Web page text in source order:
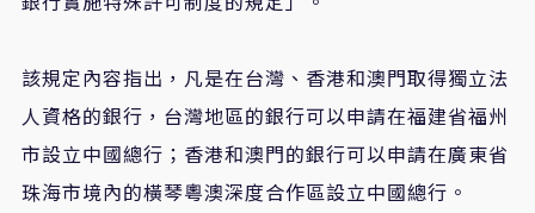
該規定內容指出，凡是在台灣、香港和澳門取得獨立法
人資格的銀行，台灣地區的銀行可以申請在福建省福州
市設立中國總行；香港和澳門的銀行可以申請在廣東省
珠海市境內的橫琴粵澳深度合作區設立中國總行。